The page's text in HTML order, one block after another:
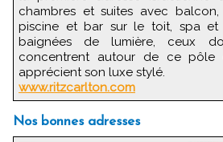
chambres et suites avec balcon,
piscine et bar sur le toit, spa et
baignées de lumière, ceux
concentrent autour de ce pôle
apprécient son luxe stylé.
www.ritzcarlton.com
Nos bonnes adresses